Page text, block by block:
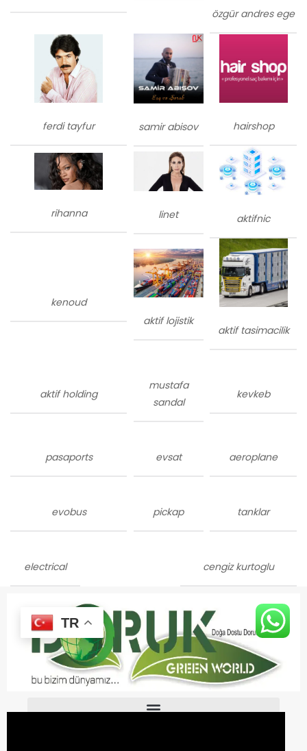
özgür andres ege
ferdi tayfur samir abisov hairshop
rihanna linet aktifnic
kenoud
aktif lojistik
aktif tasimacilik
aktif holding
mustafa
sandal
kevkeb
pasaports evsat aeroplane
evobus pickap tanklar
electrical cengiz kurtoglu